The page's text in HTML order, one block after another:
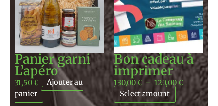
Panier garni
L’apéro
31,50€
Ajouter au
panier
Bon cadeau à
imprimer
130,00€ – 120,00€
130,00 €
à
120,00 €
Select amount